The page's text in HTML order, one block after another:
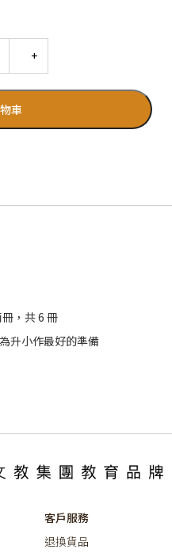
車
，共 6 冊
升小作最好的準備
客戶服務
退換貨品